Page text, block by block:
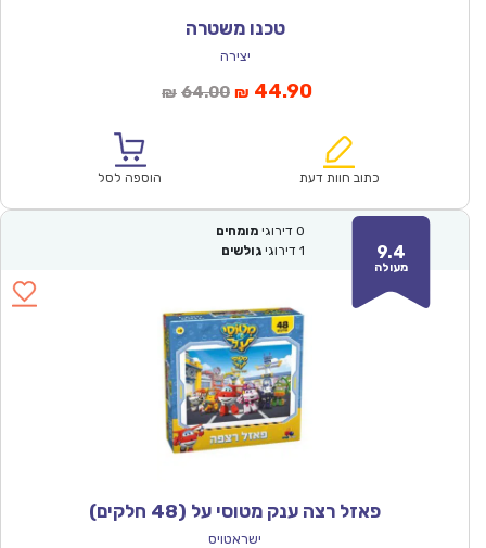
טכנו משטרה
יצירה
₪ 64.00המחיר
₪64.00.
₪ 44.90המחיר
הוא:
כתוב חוות דעת הוספה לסל
9.4
מעולה
0 דירוגי מומחים
1 דירוגי גולשים
פאזל רצה ענק מטוסי על (48 חלקים)
ישראטויס